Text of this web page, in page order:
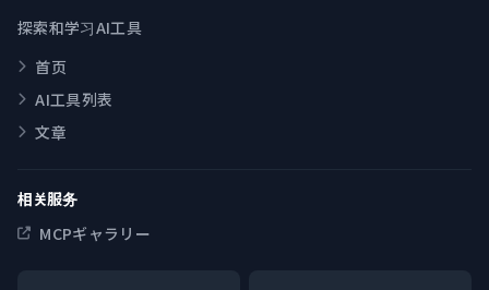
探索和学习AI工具
首页
AI工具列表
文章
相关服务
MCPギャラリー